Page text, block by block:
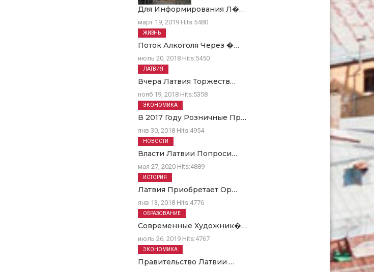
Для Информирования Л�…
март 19, 2019 Hits:5480
Поток Алкоголя Через �…
июль 20, 2018 Hits:5450
ЖИЗНЬ
Вчера Латвия Торжеств…
нояб 19, 2018 Hits:5358
ЛАТВИЯ
В 2017 Году Розничные Пр…
янв 30, 2018 Hits:4954
ЭКОНОМИКА
Власти Латвии Попроси…
мая 27, 2020 Hits:4889
НОВОСТИ
Латвия Приобретает Ор…
янв 13, 2018 Hits:4776
ИСТОРИЯ
Современные Художник�…
июль 26, 2019 Hits:4767
ОБРАЗОВАНИЕ
Правительство Латвии …
ЭКОНОМИКА